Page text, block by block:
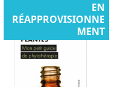
EN
RÉAPPROVISIONNE
MENT